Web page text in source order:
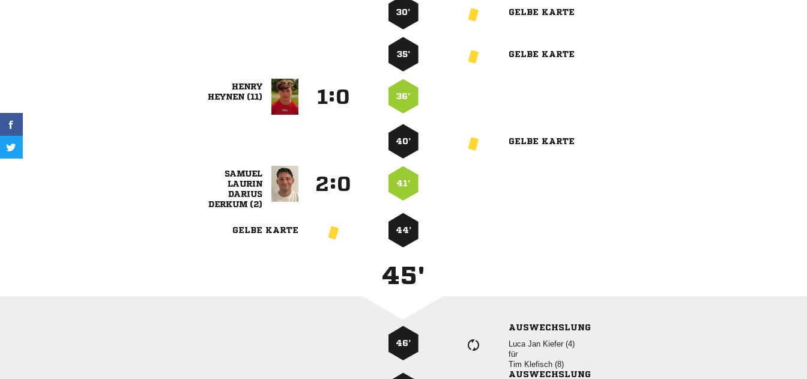
30’ GELBE KARTE
35’ GELBE KARTE

 
: 36’
40’ GELBE KARTE



 
: 41’
GELBE KARTE 44’
45'
46’
AUSWECHSLUNG
   
für
  
AUSWECHSLUNG